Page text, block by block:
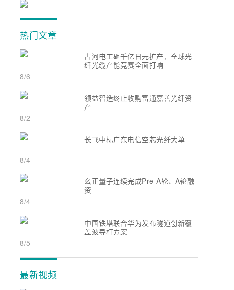
热门文章
古河电工砸千亿日元扩产，全球光
纤光缆产能竞赛全面打响
8/6
领益智造终止收购富通嘉善光纤资
产
8/2
长飞中标广东电信空芯光纤大单
8/4
幺正量子连续完成Pre-A轮、A轮融
资
8/4
中国铁塔联合华为发布隧道创新覆
盖波导杆方案
8/5
最新视频